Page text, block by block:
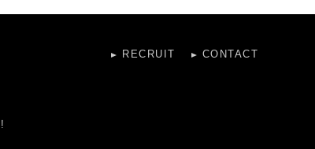
RECRUIT CONTACT